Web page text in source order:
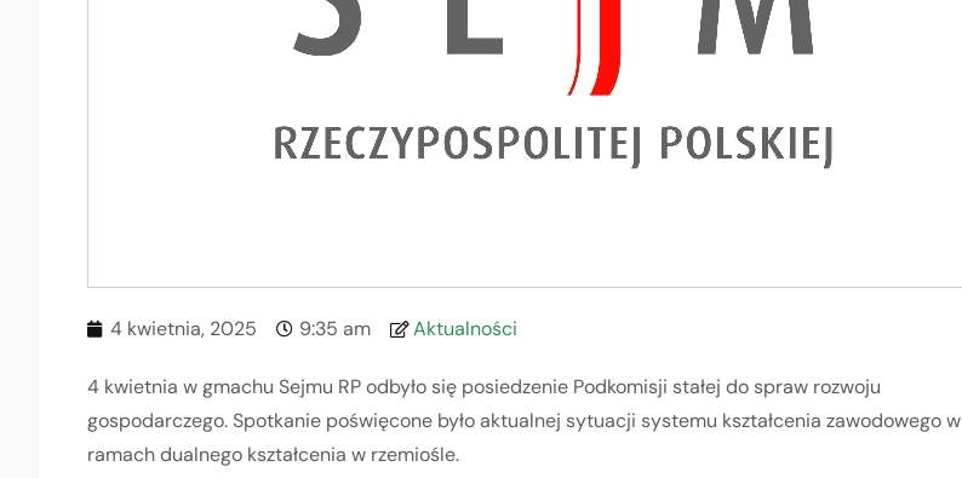
4 kwietnia, 2025 9:35 am Aktualności
4 kwietnia w gmachu Sejmu RP odbyło się posiedzenie Podkomisji stałej do spraw rozwoju
gospodarczego. Spotkanie poświęcone było aktualnej sytuacji systemu kształcenia zawodowego w
ramach dualnego kształcenia w rzemiośle.